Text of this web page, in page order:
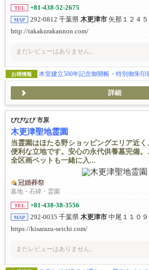
TEL +81-438-52-2675
MAP 292-0812 千葉県 木更津市 矢那１２４５
http://takakurakannon.com/
まだレビューはありません。
お得情報 本堂建立500年記念御開帳・特別御朱印
詳細
びびなび 市原
木更津聖地霊園
当霊園はほたる野ショッピングエリア近
便利な立地です。安心の永代供養墓完備。
全区画ペットも一緒に入...
冠婚葬祭
墓地・石碑・霊園
TEL +81-438-38-3556
MAP 292-0035 千葉県 木更津市 中尾１１０９
https://kisarazu-seichi.com/
まだレビューはありません。